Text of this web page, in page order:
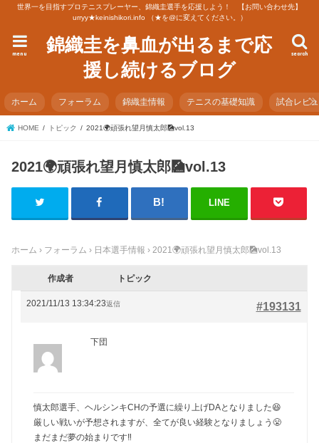
世界一を目指すプロテニスプレーヤー、錦織圭選手を応援しよう！ 【お問い合わせ先】
urryy★keinishikori.info （★を@に変えてください。）
錦織圭を鼻血が出るまで応
援し続けるブログ
search
menu
ホーム フォーラム 錦織圭情報 テニスの基礎知識 試合レビ
HOME トピック 2021🌍頑張れ望月慎太郎🎑vol.13
2021🌍頑張れ望月慎太郎🎑vol.13
LINE
ホーム › フォーラム › 日本選手情報 › 2021🌍頑張れ望月慎太郎🎑vol.13
作成者 トピック
2021/11/13 13:34:23 #193131
返信
下団
慎太郎選手、ヘルシンキCHの予選に繰り上げDAとなりました😆
厳しい戦いが予想されますが、全てが良い経験となりましょう😤
まだまだ夢の始まりです‼️